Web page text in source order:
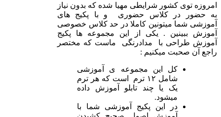
امروزه توی کشور شرایطی مهیا شده که بدون نیاز
به حضور در کلاس حضوری و با پکیج های
آموزشی شما میتونین کاملا در حد کلاس خصوصی
آموزش ببینین . یکی از این مجموعه ها پکیج
آموزش طراحی با مدادرنگی ماست که مختصر
راجع آن صحبت میکنیم :
کل این مجموعه ی آموزشی
شامل ۱۲ ترم است که هر ترم
یک یا چند تابلو آموزش داده
میشود.
در این پکیج آموزشی شما با